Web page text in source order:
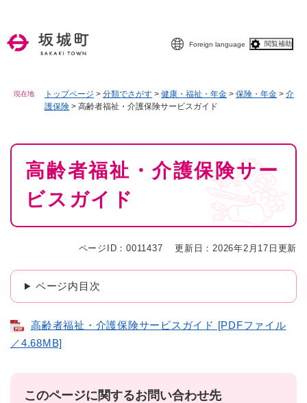
Foreign language 閲覧補助
現在地 トップページ > 分類でさがす > 健康・福祉・年金 > 保険・年金 > 介
護保険 > 高齢者福祉・介護保険サービスガイド
本
高齢者福祉・介護保険サー
ビスガイド
ページID：0011437 更新日：2026年2月17日更新
ページ内目次
高齢者福祉・介護保険サービスガイド [PDFファイル
／4.68MB]
このページに関するお問い合わせ先